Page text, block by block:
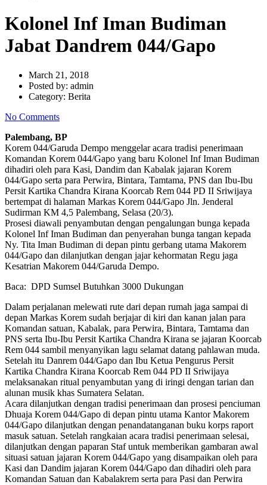
Kolonel Inf Iman Budiman
Jabat Dandrem 044/Gapo
March 21, 2018
Posted by: admin
Category: Berita
No Comments
Palembang, BP
Korem 044/Garuda Dempo menggelar acara tradisi penerimaan
Komandan Korem 044/Gapo yang baru Kolonel Inf Iman Budiman
dihadiri oleh para Kasi, Dandim dan Kabalak jajaran Korem
044/Gapo serta para Perwira, Bintara, Tamtama, PNS dan Ibu-Ibu
Persit Kartika Chandra Kirana Koorcab Rem 044 PD II Sriwijaya
bertempat di halaman Markas Korem 044/Gapo Jln. Jenderal
Sudirman KM 4,5 Palembang, Selasa (20/3).
Prosesi diawali penyambutan dengan pengalungan bunga kepada
Kolonel Inf Iman Budiman dan penyerahan bunga tangan kepada
Ny. Tita Iman Budiman di depan pintu gerbang utama Makorem
044/Gapo dan dilanjutkan dengan jajar kehormatan Regu jaga
Kesatrian Makorem 044/Garuda Dempo.
Baca: DPD Sumsel Butuhkan 3000 Dukungan
Dalam perjalanan melewati rute dari depan rumah jaga sampai di
depan Markas Korem sudah berjajar di kiri dan kanan jalan para
Komandan satuan, Kabalak, para Perwira, Bintara, Tamtama dan
PNS serta Ibu-Ibu Persit Kartika Chandra Kirana se jajaran Koorcab
Rem 044 sambil menyanyikan lagu selamat datang pahlawan muda.
Setelah itu Danrem 044/Gapo dan Ibu Ketua Pengurus Persit
Kartika Chandra Kirana Koorcab Rem 044 PD II Sriwijaya
melaksanakan ritual penyambutan yang di iringi dengan tarian dan
alunan musik khas Sumatera Selatan.
Acara dilanjutkan dengan tradisi penerimaan dan prosesi penciuman
Dhuaja Korem 044/Gapo di depan pintu utama Kantor Makorem
044/Gapo dilanjutkan dengan penandatanganan buku korps raport
masuk satuan. Setelah rangkaian acara tradisi penerimaan selesai,
dilanjutkan dengan paparan Staf untuk memberikan gambaran awal
situasi satuan jajaran Korem 044/Gapo yang disampaikan oleh para
Kasi dan Dandim jajaran Korem 044/Gapo dan dihadiri oleh para
Komandan Satuan dan Kabalakrem serta para Pasi dan Perwira